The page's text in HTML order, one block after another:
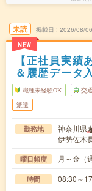
未読
NEW
掲載日 2026/08/06
【正社員実績
＆履歴データ
職種未経験OK 交
派遣
勤務地 神奈川県
伊勢佐木
曜日頻度 月～金（
時間 08:30～